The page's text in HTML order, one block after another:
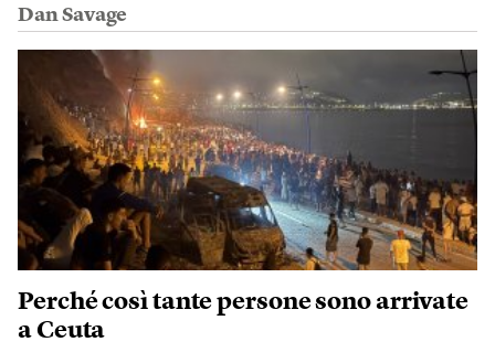
Dan Savage
Perché così tante persone sono arrivate
a Ceuta